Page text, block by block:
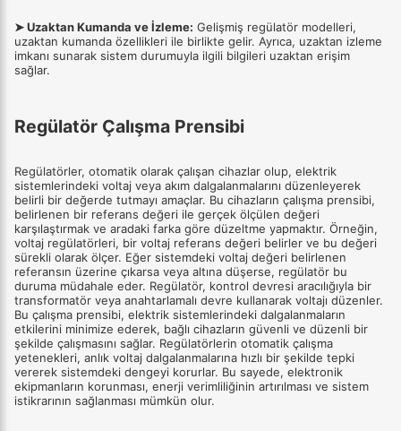
➤ Uzaktan Kumanda ve İzleme: Gelişmiş regülatör modelleri,
uzaktan kumanda özellikleri ile birlikte gelir. Ayrıca, uzaktan izleme
imkanı sunarak sistem durumuyla ilgili bilgileri uzaktan erişim
sağlar.
Regülatör Çalışma Prensibi
Regülatörler, otomatik olarak çalışan cihazlar olup, elektrik
sistemlerindeki voltaj veya akım dalgalanmalarını düzenleyerek
belirli bir değerde tutmayı amaçlar. Bu cihazların çalışma prensibi,
belirlenen bir referans değeri ile gerçek ölçülen değeri
karşılaştırmak ve aradaki farka göre düzeltme yapmaktır. Örneğin,
voltaj regülatörleri, bir voltaj referans değeri belirler ve bu değeri
sürekli olarak ölçer. Eğer sistemdeki voltaj değeri belirlenen
referansın üzerine çıkarsa veya altına düşerse, regülatör bu
duruma müdahale eder. Regülatör, kontrol devresi aracılığıyla bir
transformatör veya anahtarlamalı devre kullanarak voltajı düzenler.
Bu çalışma prensibi, elektrik sistemlerindeki dalgalanmaların
etkilerini minimize ederek, bağlı cihazların güvenli ve düzenli bir
şekilde çalışmasını sağlar. Regülatörlerin otomatik çalışma
yetenekleri, anlık voltaj dalgalanmalarına hızlı bir şekilde tepki
vererek sistemdeki dengeyi korurlar. Bu sayede, elektronik
ekipmanların korunması, enerji verimliliğinin artırılması ve sistem
istikrarının sağlanması mümkün olur.